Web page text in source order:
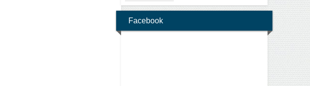
Facebook